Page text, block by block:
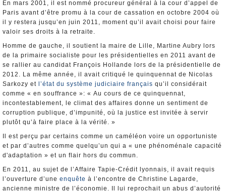
En mars 2001, il est nommé procureur général à la cour d’appel de
Paris avant d’être promu à la cour de cassation en octobre 2004 où
il y restera jusqu’en juin 2011, moment qu’il avait choisi pour faire
valoir ses droits à la retraite.
Homme de gauche, il soutient la maire de Lille, Martine Aubry lors
de la primaire socialiste pour les présidentielles en 2011 avant de
se rallier au candidat François Hollande lors de la présidentielle de
2012. La même année, il avait critiqué le quinquennat de Nicolas
Sarkozy et l’état du système judiciaire français qu’il considérait
comme « en souffrance »: « Au cours de ce quinquennat,
incontestablement, le climat des affaires donne un sentiment de
corruption publique, d’impunité, où la justice est invitée à servir
plutôt qu’à faire place à la vérité. »
Il est perçu par certains comme un caméléon voire un opportuniste
et par d’autres comme quelqu’un qui a « une phénoménale capacité
d'adaptation » et un flair hors du commun.
En 2011, au sujet de l’Affaire Tapie-Crédit lyonnais, il avait requis
l’ouverture d’une enquête à l’encontre de Christine Lagarde,
ancienne ministre de l’économie. Il lui reprochait un abus d’autorité